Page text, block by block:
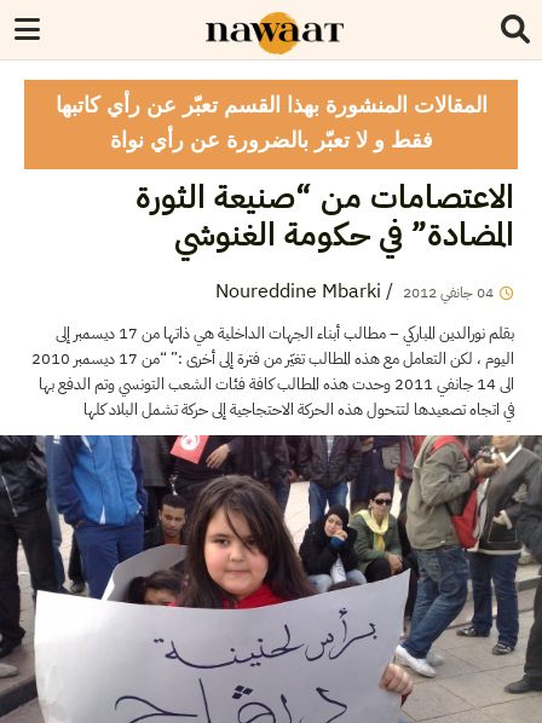
المقالات المنشورة بهذا القسم تعبّر عن رأي كاتبها
فقط و لا تعبّر بالضرورة عن رأي نواة
الاعتصامات من “صنيعة الثورة
المضادة” في حكومة الغنوشي
04جانفي2012
/
Noureddine Mbarki
بقلم نورالدين المباركي – مطالب أبناء الجهات الداخلية هي ذاتها من 17 ديسمبر إلى
اليوم ، لكن التعامل مع هذه المطالب تغيّر من فترة إلى أخرى :” “من 17 ديسمبر 2010
الى 14 جانفي 2011 وحدت هذه المطالب كافة فئات الشعب التونسي وتم الدفع بها
في اتجاه تصعيدها لتتحول هذه الحركة الاحتجاجية إلى حركة تشمل البلاد كلها